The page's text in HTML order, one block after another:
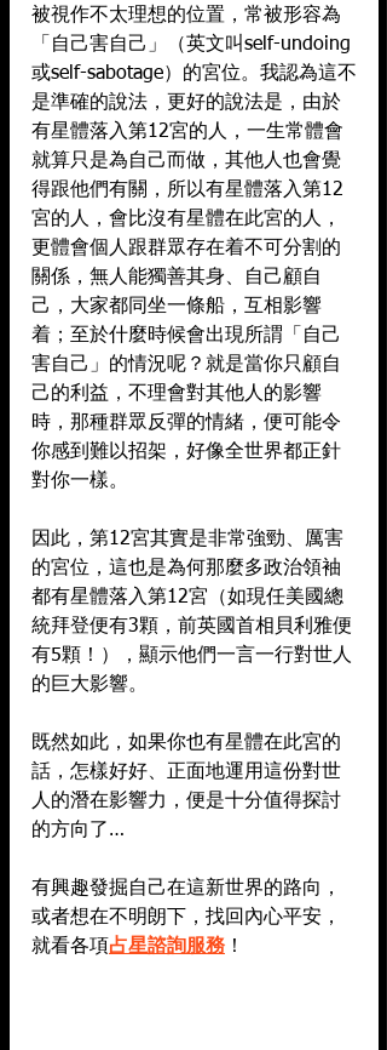
被視作不太理想的位置，常被形容為
「自己害自己」（英文叫self-undoing
或self-sabotage）的宮位。我認為這不
是準確的說法，更好的說法是，由於
有星體落入第12宮的人，一生常體會
就算只是為自己而做，其他人也會覺
得跟他們有關，所以有星體落入第12
宮的人，會比沒有星體在此宮的人，
更體會個人跟群眾存在着不可分割的
關係，無人能獨善其身、自己顧自
己，大家都同坐一條船，互相影響
着；至於什麼時候會出現所謂「自己
害自己」的情況呢？就是當你只顧自
己的利益，不理會對其他人的影響
時，那種群眾反彈的情緒，便可能令
你感到難以招架，好像全世界都正針
對你一樣。
因此，第12宮其實是非常強勁、厲害
的宮位，這也是為何那麼多政治領袖
都有星體落入第12宮（如現任美國總
統拜登便有3顆，前英國首相貝利雅便
有5顆！），顯示他們一言一行對世人
的巨大影響。
既然如此，如果你也有星體在此宮的
話，怎樣好好、正面地運用這份對世
人的潛在影響力，便是十分值得探討
的方向了…
有興趣發掘自己在這新世界的路向，
或者想在不明朗下，找回內心平安，
就看各項占星諮詢服務 ！